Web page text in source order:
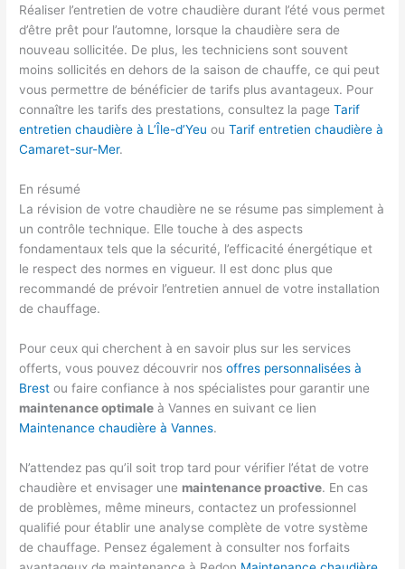
Réaliser l’entretien de votre chaudière durant l’été vous permet
d’être prêt pour l’automne, lorsque la chaudière sera de
nouveau sollicitée. De plus, les techniciens sont souvent
moins sollicités en dehors de la saison de chauffe, ce qui peut
vous permettre de bénéficier de tarifs plus avantageux. Pour
connaître les tarifs des prestations, consultez la pageTarif
entretien chaudière à L’Île-d’Yeu ouTarif entretien chaudière à
Camaret-sur-Mer.
En résumé
La révision de votre chaudière ne se résume pas simplement à
un contrôle technique. Elle touche à des aspects
fondamentaux tels que la sécurité, l’efficacité énergétique et
le respect des normes en vigueur. Il est donc plus que
recommandé de prévoir l’entretien annuel de votre installation
de chauffage.
Pour ceux qui cherchent à en savoir plus sur les services
offerts, vous pouvez découvrir nosoffres personnalisées à
Brest ou faire confiance à nos spécialistes pour garantir une
maintenance optimale à Vannes en suivant ce lien
Maintenance chaudière à Vannes.
N’attendez pas qu’il soit trop tard pour vérifier l’état de votre
chaudière et envisager une maintenance proactive. En cas
de problèmes, même mineurs, contactez un professionnel
qualifié pour établir une analyse complète de votre système
de chauffage. Pensez également à consulter nos forfaits